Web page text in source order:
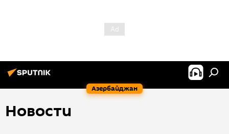
Азербайджан
Новости